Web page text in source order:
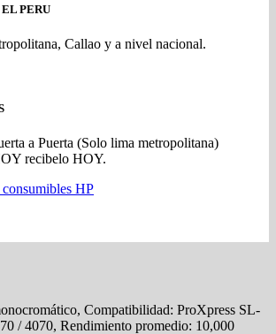
PERU
Callao y a nivel nacional.
a Puerta (Solo lima metropolitana)
recibelo HOY.
Compatibilidad: ProXpress SL-
/ 4070, Rendimiento promedio: 10,000